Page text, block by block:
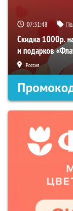
07:31:47
Скидка 1000р.
и подарков
Россия